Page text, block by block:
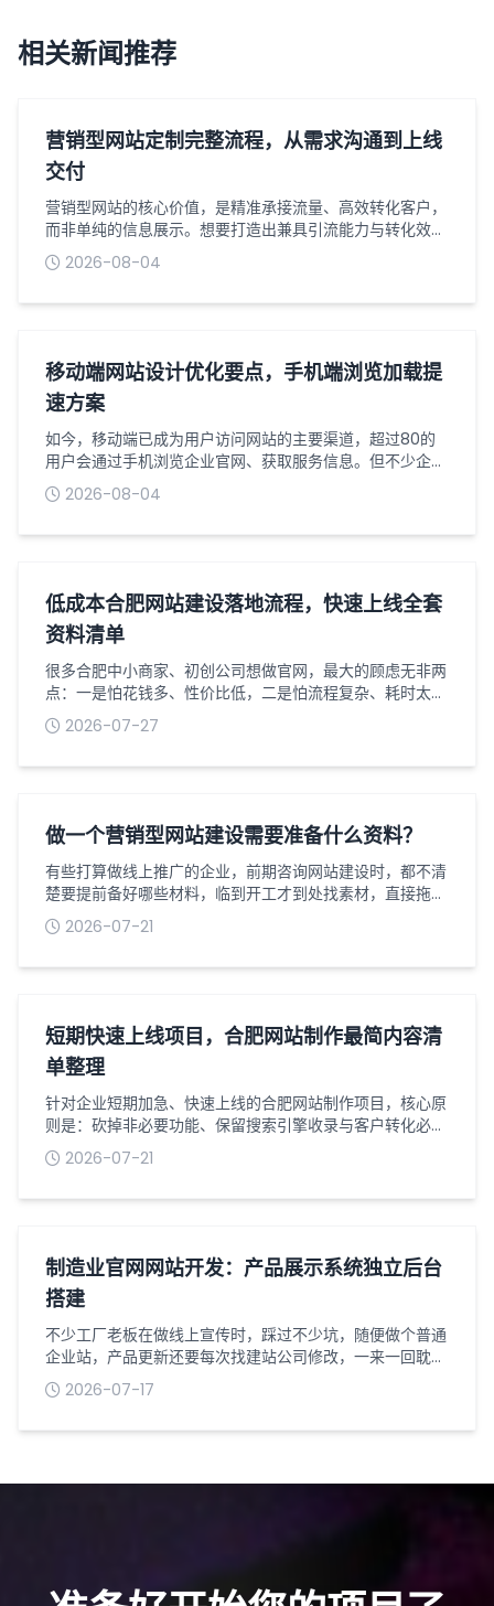
相关新闻推荐
营销型网站定制完整流程，从需求沟通到上线
交付
营销型网站的核心价值，是精准承接流量、高效转化客户，
而非单纯的信息展示。想要打造出兼具引流能力与转化效果
的营销型网站，离不开一套标准化、精细化的定制流程。从
前期需求梳理到最终上线交付，每个环节都环环相扣，直接
步，也是最关键的一步，核心是摸清企业的...
2026-08-04
移动端网站设计优化要点，手机端浏览加载提
速方案
如今，移动端已成为用户访问网站的主要渠道，超过80的
用户会通过手机浏览企业官网、获取服务信息。但不少企业
的移动端网站存在排版混乱、加载缓慢、交互不畅等问题，
导致访客流失率居高不下。做好移动端网站设计优化，同时
最忌讳直接照搬端页面进行缩放，需采用...
2026-08-04
低成本合肥网站建设落地流程，快速上线全套
资料清单
很多合肥中小商家、初创公司想做官网，最大的顾虑无非两
点：一是怕花钱多、性价比低，二是怕流程复杂、耗时太
久，折腾一两个月还没法正常上线。其实对于普通企业展
示、产品宣传、基础获客类网站，根本不用搞复杂的定制开
案，全程无冗余步骤、无隐形消费，新手也能直...
2026-07-27
做一个营销型网站建设需要准备什么资料？
有些打算做线上推广的企业，前期咨询网站建设时，都不清
楚要提前备好哪些材料，临到开工才到处找素材，直接拖慢
整个网站制作周期，还容易反复修改耽误上线进度。营销型
网站和普通展示站不一样，核心目的是引流获客，前期资料
清晰照片、法人身份证正反面，要是公司...
2026-07-21
短期快速上线项目，合肥网站制作最简内容清
单整理
针对企业短期加急、快速上线的合肥网站制作项目，核心原
则是：砍掉非必要功能、保留搜索引擎收录与客户转化必备
内容、页面结构极简、资料零冗余。避免因内容繁杂、资料
迟迟不齐导致工期延期，同时保证网站合规可上线、可收
站基础必备资料（上线硬性要求，缺一不可...
2026-07-21
制造业官网网站开发：产品展示系统独立后台
搭建
不少工厂老板在做线上宣传时，踩过不少坑，随便做个普通
企业站，产品更新还要每次找建站公司修改，一来一回耽误
好几天，客户想看新款设备根本看不到。做制造业官网网站
开发，产品展示系统一定要搭配独立后台，自己就能随时操
为工厂定制的独立产品后台，权限完全掌握...
2026-07-17